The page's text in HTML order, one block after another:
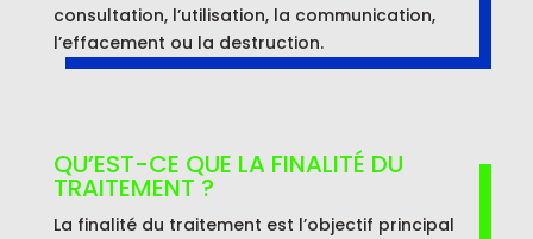
consultation, l’utilisation, la communication,
l’effacement ou la destruction.
QU’EST-CE QUE LA FINALITÉ DU
TRAITEMENT ?
La finalité du traitement est l’objectif principal